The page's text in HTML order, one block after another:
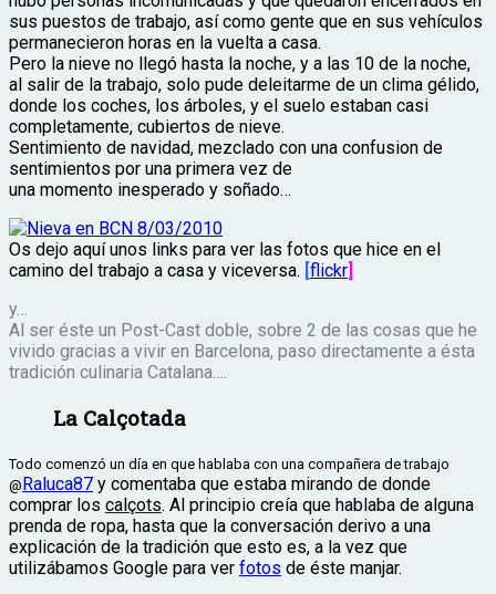
sus puestos de trabajo, así como gente que en sus vehículos
permanecieron horas en la vuelta a casa.
Pero la nieve no llegó hasta la noche, y a las 10 de la noche,
al salir de la trabajo, solo pude deleitarme de un clima gélido,
donde los coches, los árboles, y el suelo estaban casi
completamente, cubiertos de nieve.
Sentimiento de navidad, mezclado con una confusion de
sentimientos por una primera vez de
una momento inesperado y soñado…
Os dejo aquí unos links para ver las fotos que hice en el
camino del trabajo a casa y viceversa. flickr
y…
Al ser éste un Post-Cast doble, sobre 2 de las cosas que he
vivido gracias a vivir en Barcelona, paso directamente a ésta
tradición culinaria Catalana….
La Calçotada
Todo comenzó un día en que hablaba con una compañera de trabajo
@Raluca87 y comentaba que estaba mirando de donde
comprar los calçots. Al principio creía que hablaba de alguna
prenda de ropa, hasta que la conversación derivo a una
explicación de la tradición que esto es, a la vez que
utilizábamos Google para ver fotos de éste manjar.